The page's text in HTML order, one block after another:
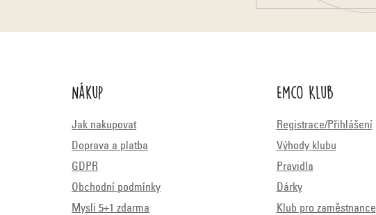
Nákup
Jak nakupovat
Doprava a platba
GDPR
Obchodní podmínky
Mysli 5+1 zdarma
Emco Klub
Registrace/Přihlášení
Výhody klubu
Pravidla
Dárky
Klub pro zaměstnance